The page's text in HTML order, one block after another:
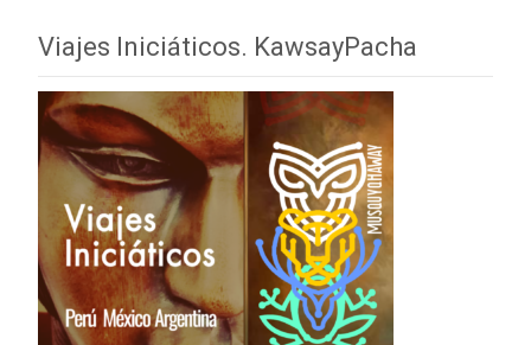
Viajes Iniciáticos. KawsayPacha